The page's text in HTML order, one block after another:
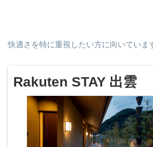
快適さを特に重視したい方に向いていま
Rakuten STAY 出雲